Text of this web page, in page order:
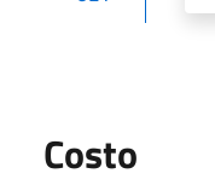
Costo